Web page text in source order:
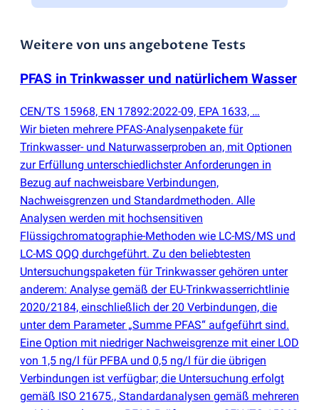
Weitere von uns angebotene Tests
PFAS in Trinkwasser und natürlichem Wasser
CEN/TS 15968, EN 17892:2022-09, EPA 1633, …
Wir bieten mehrere PFAS-Analysenpakete für
Trinkwasser- und Naturwasserproben an, mit Optionen
zur Erfüllung unterschiedlichster Anforderungen in
Bezug auf nachweisbare Verbindungen,
Nachweisgrenzen und Standardmethoden. Alle
Analysen werden mit hochsensitiven
Flüssigchromatographie-Methoden wie LC-MS/MS und
LC-MS QQQ durchgeführt. Zu den beliebtesten
Untersuchungs­paketen für Trinkwasser gehören unter
anderem: Analyse gemäß der EU-Trinkwasserrichtlinie
2020/2184, einschließlich der 20 Verbindungen, die
unter dem Parameter „Summe PFAS“ aufgeführt sind.
Eine Option mit niedriger Nachweisgrenze mit einer LOD
von 1,5 ng/l für PFBA und 0,5 ng/l für die übrigen
Verbindungen ist verfügbar; die Untersuchung erfolgt
gemäß ISO 21675., Standardanalysen gemäß mehreren